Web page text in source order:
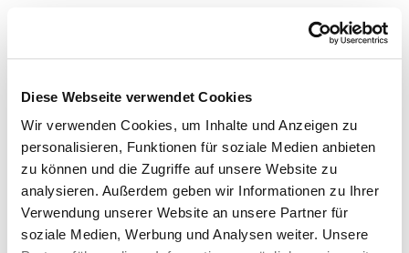
Diese Webseite verwendet Cookies
Wir verwenden Cookies, um Inhalte und Anzeigen zu
personalisieren, Funktionen für soziale Medien anbieten
zu können und die Zugriffe auf unsere Website zu
analysieren. Außerdem geben wir Informationen zu Ihrer
Verwendung unserer Website an unsere Partner für
soziale Medien, Werbung und Analysen weiter. Unsere